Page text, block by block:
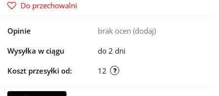
Do przechowalni
Opinie brak ocen (dodaj)
Wysyłka w ciągu do 2 dni
Koszt przesyłki od: 12